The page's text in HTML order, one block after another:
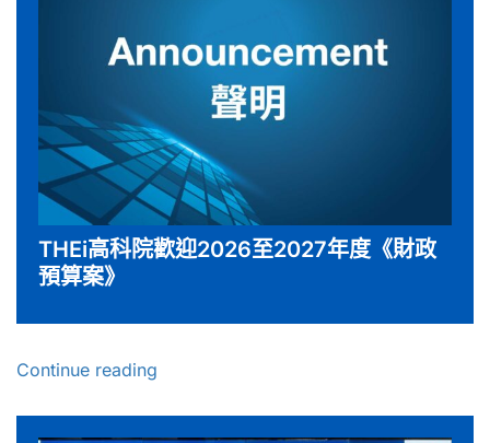
THEi高科院歡迎2026至2027年度《財政
預算案》
Continue reading